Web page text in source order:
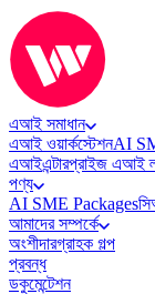
এআই সমাধান
এআই ওয়ার্কস্টেশনAI
এআইএন্টারপ্রাইজ এআই
পণ্য
AI SME Packages
আমাদের সম্পর্কে
অংশীদারগ্রাহক গল্প
প্রবন্ধ
ডকুমেন্টেশন